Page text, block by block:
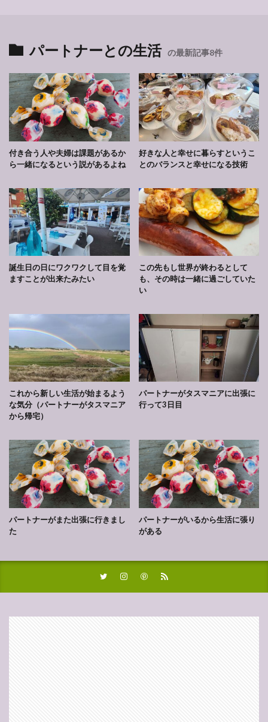
パートナーとの生活 の最新記事8件
付き合う人や夫婦は課題があるか
ら一緒になるという説があるよね
好きな人と幸せに暮らすというこ
とのバランスと幸せになる技術
誕生日の日にワクワクして目を覚
ますことが出来たみたい
この先もし世界が終わるとして
も、その時は一緒に過ごしていた
い
これから新しい生活が始まるよう
な気分（パートナーがタスマニア
から帰宅）
パートナーがタスマニアに出張に
行って3日目
パートナーがまた出張に行きまし
た
パートナーがいるから生活に張り
がある